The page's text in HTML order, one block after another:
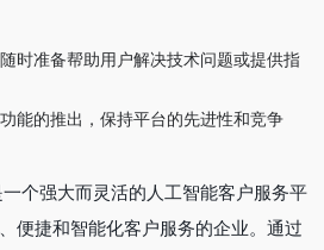
时准备帮助用户解决技术问题或提供指
能的推出，保持平台的先进性和竞争
个强大而灵活的人工智能客户服务平
便捷和智能化客户服务的企业。通过